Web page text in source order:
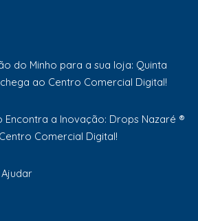
do Minho para a sua loja: Quinta
ao Centro Comercial Digital!
Encontra a Inovação: Drops Nazaré ®
Comercial Digital!
Ajudar